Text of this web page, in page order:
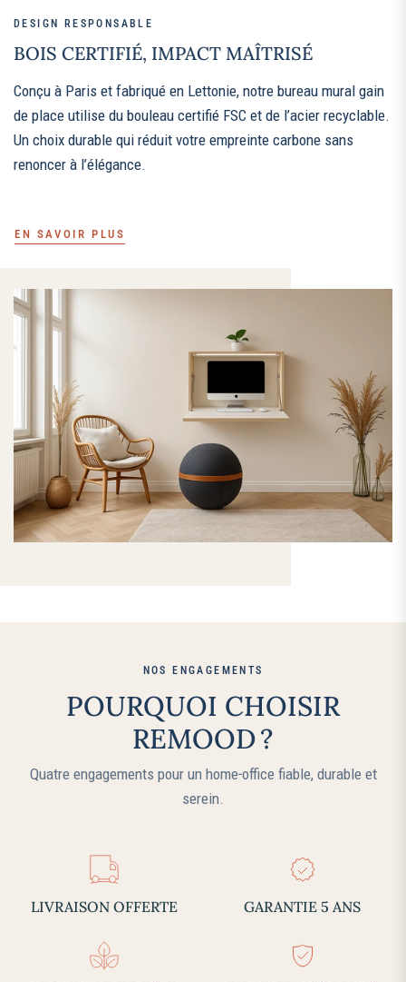
DESIGN RESPONSABLE
BOIS CERTIFIÉ, IMPACT MAÎTRISÉ
Conçu à Paris et fabriqué en Lettonie, notre bureau mural gain
de place utilise du bouleau certifié FSC et de l’acier recyclable.
Un choix durable qui réduit votre empreinte carbone sans
renoncer à l’élégance.
EN SAVOIR PLUS
NOS ENGAGEMENTS
POURQUOI CHOISIR
REMOOD ?
Quatre engagements pour un home‑office fiable, durable et
serein.
LIVRAISON OFFERTE GARANTIE 5 ANS